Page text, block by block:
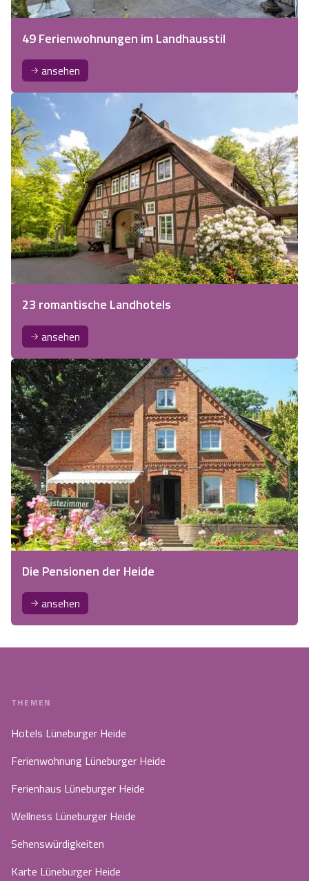
49 Ferienwohnungen im Landhausstil
ansehen
23 romantische Landhotels
ansehen
Die Pensionen der Heide
ansehen
THEMEN
Hotels Lüneburger Heide
Ferienwohnung Lüneburger Heide
Ferienhaus Lüneburger Heide
Wellness Lüneburger Heide
Sehenswürdigkeiten
Karte Lüneburger Heide